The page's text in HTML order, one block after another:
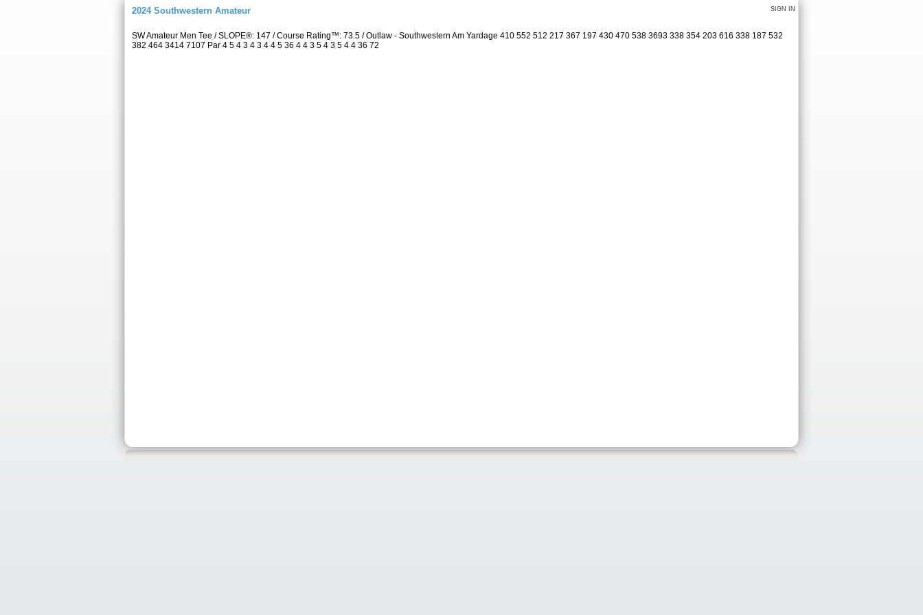
SIGN IN
2024 Southwestern Amateur
SW Amateur Men Tee / SLOPE®: 147 / Course Rating™: 73.5 / Outlaw - Southwestern Am Yardage 410 552 512 217 367 197 430 470 538 3693 338 354 203 616 338 187 532
382 464 3414 7107 Par 4 5 4 3 4 3 4 4 5 36 4 4 3 5 4 3 5 4 4 36 72